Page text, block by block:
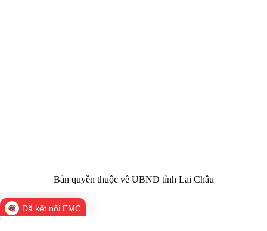
Bản quyền thuộc về UBND tỉnh Lai Châu
Đã kết nối EMC